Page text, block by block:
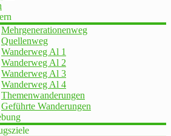
Mehrgenerationenweg
Quellenweg
Wanderweg Al 1
Wanderweg Al 2
Wanderweg Al 3
Wanderweg Al 4
Themenwanderungen
Geführte Wanderungen